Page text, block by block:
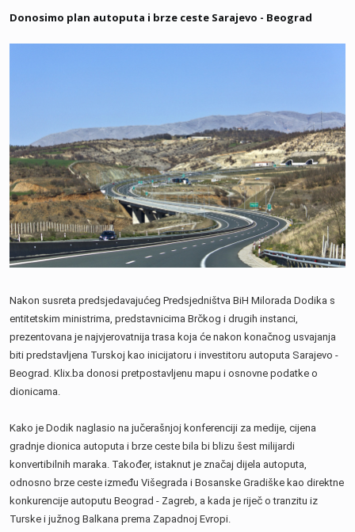
Donosimo plan autoputa i brze ceste Sarajevo - Beograd
Nakon susreta predsjedavajućeg Predsjedništva BiH Milorada Dodika s
entitetskim ministrima, predstavnicima Brčkog i drugih instanci,
prezentovana je najvjerovatnija trasa koja će nakon konačnog usvajanja
biti predstavljena Turskoj kao inicijatoru i investitoru autoputa Sarajevo -
Beograd. Klix.ba donosi pretpostavljenu mapu i osnovne podatke o
dionicama.
Kako je Dodik naglasio na jučerašnjoj konferenciji za medije, cijena
gradnje dionica autoputa i brze ceste bila bi blizu šest milijardi
konvertibilnih maraka. Također, istaknut je značaj dijela autoputa,
odnosno brze ceste između Višegrada i Bosanske Gradiške kao direktne
konkurencije autoputu Beograd - Zagreb, a kada je riječ o tranzitu iz
Turske i južnog Balkana prema Zapadnoj Evropi.